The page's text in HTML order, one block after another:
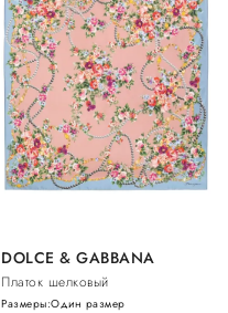
DOLCE & GABBANA
Платок шелковый
Размеры:Один размер